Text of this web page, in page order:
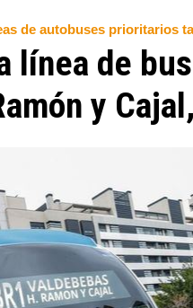
de autobuses prioritarios
línea de
y